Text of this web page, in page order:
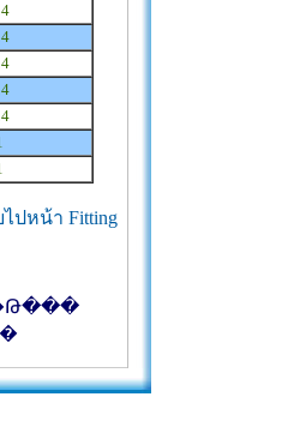
ปหน้า Fitting